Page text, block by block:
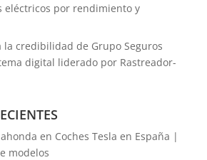
eléctricos por rendimiento y
la credibilidad de Grupo Seguros
digital liderado por Rastreador-
en Coches Tesla en España |
modelos